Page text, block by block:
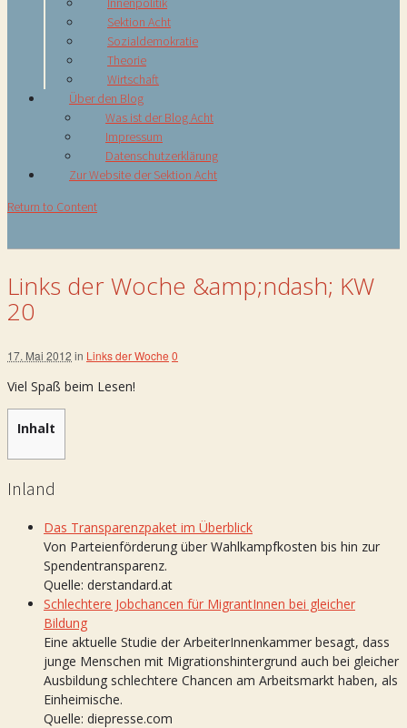
Sektion Acht
Sozialdemokratie
Theorie
Wirtschaft
Über den Blog
Was ist der Blog Acht
Impressum
Datenschutzerklärung
Zur Website der Sektion Acht
Return to Content
Links der Woche &amp;ndash; KW
20
17. Mai 2012 in Links der Woche 0
Viel Spaß beim Lesen!
Inhalt
Inland
Das Transparenzpaket im Überblick
Von Parteienförderung über Wahlkampfkosten bis hin zur
Spendentransparenz.
Quelle: derstandard.at
Schlechtere Jobchancen für MigrantInnen bei gleicher
Bildung
Eine aktuelle Studie der ArbeiterInnenkammer besagt, dass
junge Menschen mit Migrationshintergrund auch bei gleicher
Ausbildung schlechtere Chancen am Arbeitsmarkt haben, als
Einheimische.
Quelle: diepresse.com